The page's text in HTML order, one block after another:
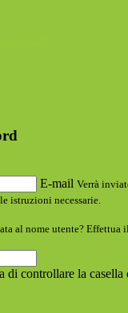
E-mail Verrà
istruzioni necessarie.
al nome utente? Effettua
di controllare la casella